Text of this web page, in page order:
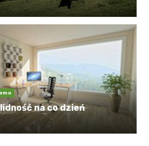
na co dzień